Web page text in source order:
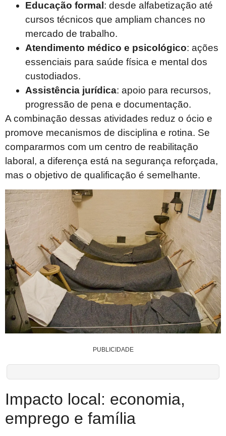
Educação formal: desde alfabetização até
cursos técnicos que ampliam chances no
mercado de trabalho.
Atendimento médico e psicológico: ações
essenciais para saúde física e mental dos
custodiados.
Assistência jurídica: apoio para recursos,
progressão de pena e documentação.
A combinação dessas atividades reduz o ócio e
promove mecanismos de disciplina e rotina. Se
compararmos com um centro de reabilitação
laboral, a diferença está na segurança reforçada,
mas o objetivo de qualificação é semelhante.
PUBLICIDADE
Impacto local: economia,
emprego e família